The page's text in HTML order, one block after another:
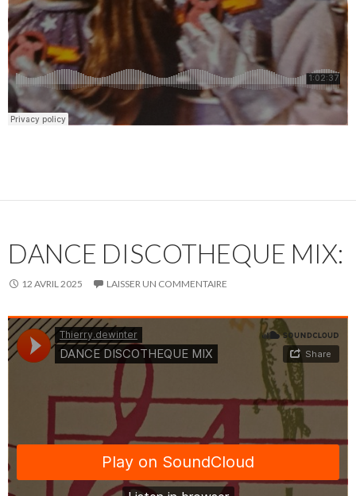
DANCE DISCOTHEQUE MIX:
12 AVRIL 2025 LAISSER UN COMMENTAIRE